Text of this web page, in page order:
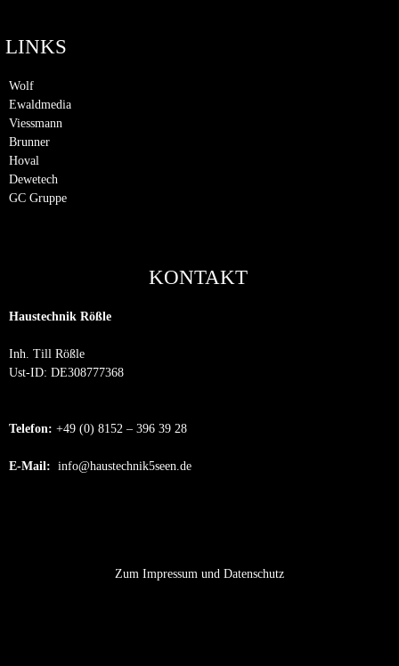
LINKS
Wolf
Ewaldmedia
Viessmann
Brunner
Hoval
Dewetech
GC Gruppe
KONTAKT
Haustechnik Rößle
Inh. Till Rößle
Ust-ID: DE308777368
Telefon: +49 (0) 8152 – 396 39 28
E-Mail: info@haustechnik5seen.de
Zum Impressum und Datenschutz